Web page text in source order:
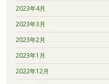
2023年4月
2023年3月
2023年2月
2023年1月
2022年12月